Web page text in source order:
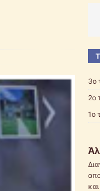
3ο
2ο
1ο